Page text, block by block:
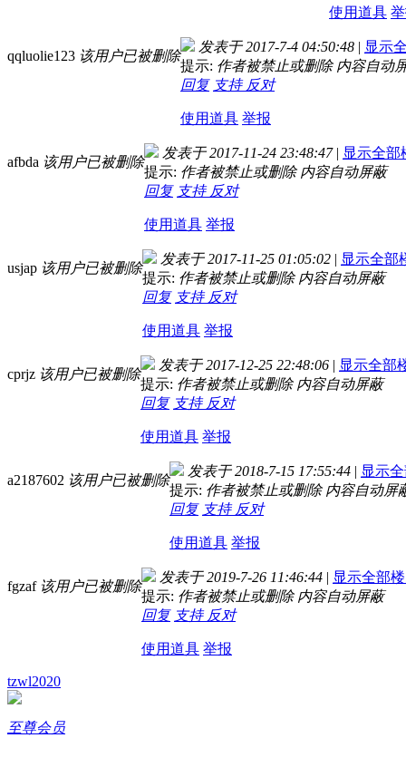
使用道具
qqluolie123 该用户已被删除
发表于 2017-7-4 04:50:48
显示
提示: 作者被禁止或删除 内容自动
回复 支持 反对
使用道具 举报
afbda 该用户已被删除
发表于 2017-11-24 23:48:47
显示全部
提示: 作者被禁止或删除 内容自动屏蔽
回复 支持 反对
使用道具 举报
usjap 该用户已被删除
发表于 2017-11-25 01:05:02
显示全部
提示: 作者被禁止或删除 内容自动屏蔽
回复 支持 反对
使用道具 举报
cprjz 该用户已被删除
发表于 2017-12-25 22:48:06
显示全部
提示: 作者被禁止或删除 内容自动屏蔽
回复 支持 反对
使用道具 举报
a2187602 该用户已被删除
发表于 2018-7-15 17:55:44
显示
提示: 作者被禁止或删除 内容自动屏
回复 支持 反对
使用道具 举报
fgzaf 该用户已被删除
发表于 2019-7-26 11:46:44
显示全部
提示: 作者被禁止或删除 内容自动屏蔽
回复 支持 反对
使用道具 举报
tzwl2020
至尊会员